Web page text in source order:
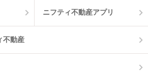
ニフティ不動産アプリ
不動産